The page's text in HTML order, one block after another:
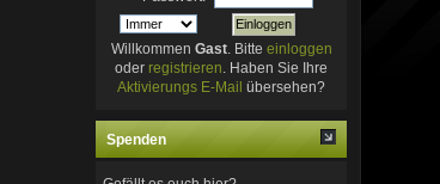
Willkommen Gast. Bitte einloggen
oder registrieren . Haben Sie Ihre
Aktivierungs E-Mail übersehen?
Spenden